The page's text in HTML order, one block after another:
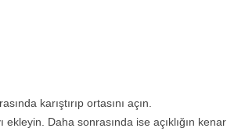
karıştırıp ortasını açın.
ekleyin. Daha sonrasında ise açıklığın kenar